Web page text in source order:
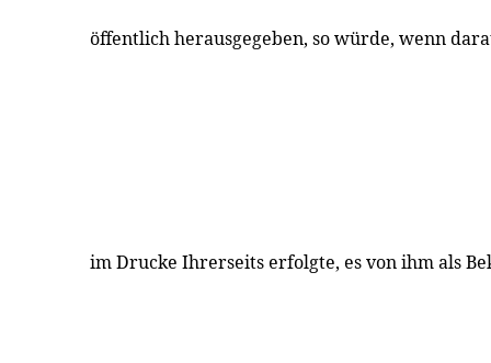
öffentlich herausgegeben, so würde, wenn
im Drucke Ihrerseits erfolgte, es von ihm als